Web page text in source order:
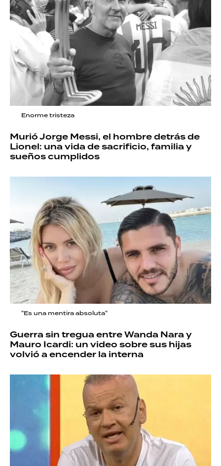
Enorme tristeza
Murió Jorge Messi, el hombre detrás de
Lionel: una vida de sacrificio, familia y
sueños cumplidos
"Es una mentira absoluta"
Guerra sin tregua entre Wanda Nara y
Mauro Icardi: un video sobre sus hijas
volvió a encender la interna